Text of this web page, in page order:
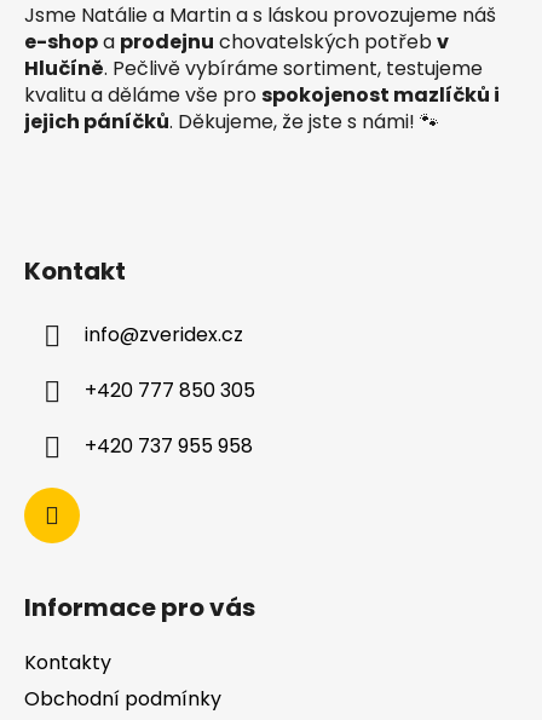
Jsme Natálie a Martin a s láskou provozujeme náš
e-shopa prodejnu chovatelských potřebv
Hlučíně. Pečlivě vybíráme sortiment, testujeme
kvalitu a děláme vše prospokojenost mazlíčků i
jejich páníčků. Děkujeme, že jste s námi! 🐾
Kontakt
info@zveridex.cz
+420 777 850 305
+420 737 955 958
Informace pro vás
Kontakty
Obchodní podmínky